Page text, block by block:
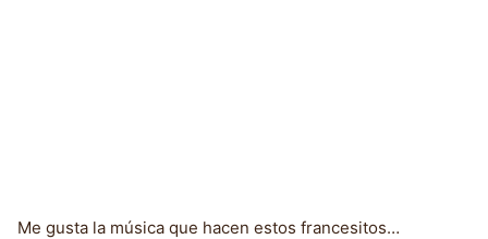
Me gusta la música que hacen estos francesitos…